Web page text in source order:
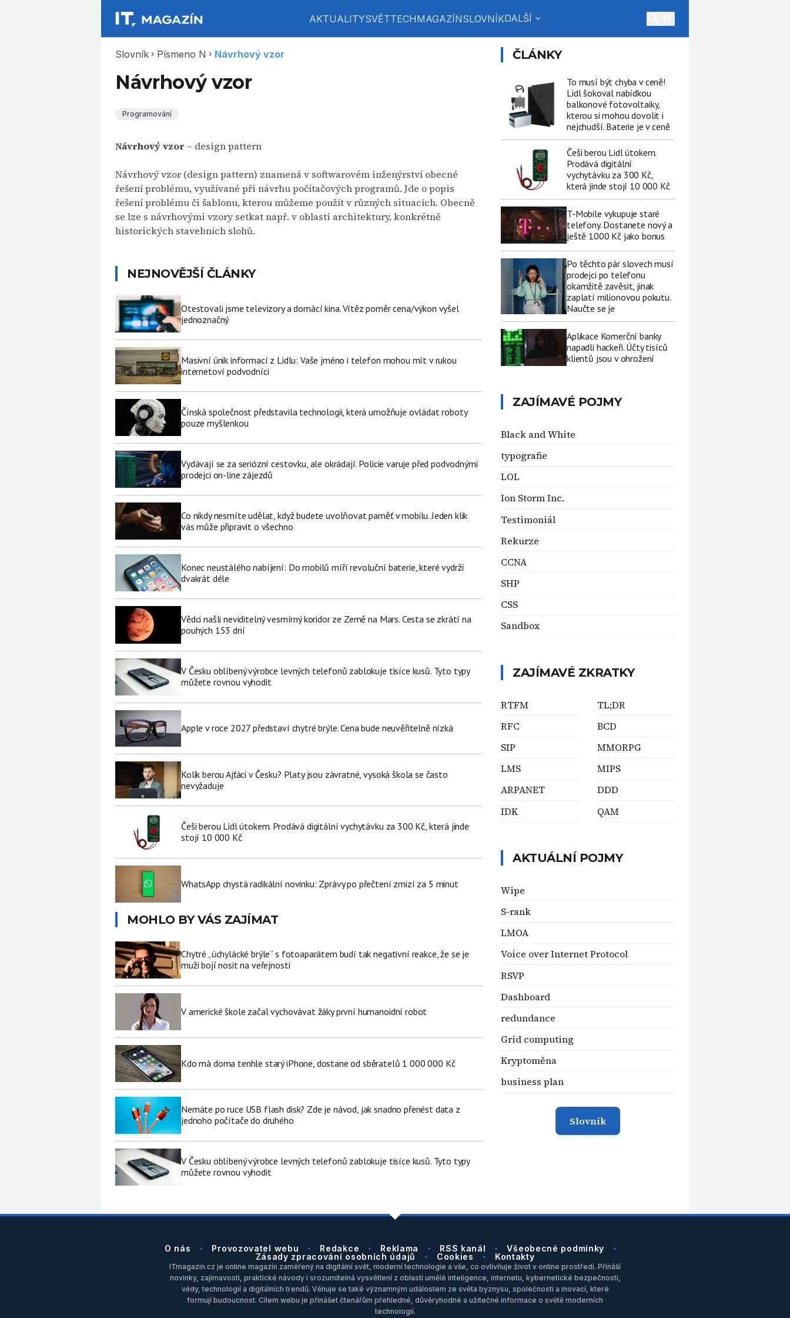
AKTUALITYSVĚTTECHMAGAZÍNSLOVNÍKDALŠÍ expand_more
Slovník chevron_right Písmeno N chevron_right Návrhový vzor
Návrhový vzor
Programování
Návrhový vzor – design pattern
Návrhový vzor (design pattern) znamená v softwarovém inženýrství obecné
řešení problému, využívané při návrhu počítačových programů. Jde o popis
řešení problému či šablonu, kterou můžeme použít v různých situacích. Obecně
se lze s návrhovými vzory setkat např. v oblasti architektury, konkrétně
historických stavebních slohů.
NEJNOVĚJŠÍ ČLÁNKY
Otestovali jsme televizory a domácí kina. Vítěz poměr cena/výkon vyšel
jednoznačný
Masivní únik informací z Lidlu: Vaše jméno i telefon mohou mít v rukou
internetoví podvodníci
Čínská společnost představila technologii, která umožňuje ovládat roboty
pouze myšlenkou
Vydávají se za seriózní cestovku, ale okrádají. Policie varuje před podvodnými
prodejci on-line zájezdů
Co nikdy nesmíte udělat, když budete uvolňovat paměť v mobilu. Jeden klik
vás může připravit o všechno
Konec neustálého nabíjení: Do mobilů míří revoluční baterie, které vydrží
dvakrát déle
Vědci našli neviditelný vesmírný koridor ze Země na Mars. Cesta se zkrátí na
pouhých 153 dní
V Česku oblíbený výrobce levných telefonů zablokuje tisíce kusů. Tyto typy
můžete rovnou vyhodit
Apple v roce 2027 představí chytré brýle. Cena bude neuvěřitelně nízká
Kolik berou Ajťáci v Česku? Platy jsou závratné, vysoká škola se často
nevyžaduje
Češi berou Lidl útokem. Prodává digitální vychytávku za 300 Kč, která jinde
stojí 10 000 Kč
WhatsApp chystá radikální novinku: Zprávy po přečtení zmizí za 5 minut
MOHLO BY VÁS ZAJÍMAT
Chytré „úchylácké brýle“ s fotoaparátem budí tak negativní reakce, že se je
muži bojí nosit na veřejnosti
V americké škole začal vychovávat žáky první humanoidní robot
Kdo má doma tenhle starý iPhone, dostane od sběratelů 1 000 000 Kč
Nemáte po ruce USB flash disk? Zde je návod, jak snadno přenést data z
jednoho počítače do druhého
V Česku oblíbený výrobce levných telefonů zablokuje tisíce kusů. Tyto typy
můžete rovnou vyhodit
ČLÁNKY
To musí být chyba v ceně!
Lidl šokoval nabídkou
balkonové fotovoltaiky,
kterou si mohou dovolit i
nejchudší. Baterie je v ceně
Češi berou Lidl útokem.
Prodává digitální
vychytávku za 300 Kč,
která jinde stojí 10 000 Kč
T-Mobile vykupuje staré
telefony. Dostanete nový a
ještě 1000 Kč jako bonus
Po těchto pár slovech musí
prodejci po telefonu
okamžitě zavěsit, jinak
zaplatí milionovou pokutu.
Naučte se je
Aplikace Komerční banky
napadli hackeři. Účty tisíců
klientů jsou v ohrožení
ZAJÍMAVÉ POJMY
Black and White
typografie
LOL
Ion Storm Inc.
Testimoniál
Rekurze
CCNA
SHP
CSS
Sandbox
ZAJÍMAVÉ ZKRATKY
RTFM
RFC
SIP
LMS
ARPANET
IDK
TL;DR
BCD
MMORPG
MIPS
DDD
QAM
AKTUÁLNÍ POJMY
Wipe
S-rank
LMOA
Voice over Internet Protocol
RSVP
Dashboard
redundance
Grid computing
Kryptoměna
business plan
Slovník
O nás Provozovatel webu Redakce Reklama RSS kanál
Všeobecné podmínky
Zásady zpracování osobních údajů
Cookies Kontakty
ITmagazin.cz je online magazín zaměřený na digitální svět, moderní technologie a vše, co ovlivňuje život v online prostředí. Přináší
novinky, zajímavosti, praktické návody i srozumitelná vysvětlení z oblasti umělé inteligence, internetu, kybernetické bezpečnosti,
vědy, technologií a digitálních trendů. Věnuje se také významným událostem ze světa byznysu, společnosti a inovací, které
formují budoucnost. Cílem webu je přinášet čtenářům přehledné, důvěryhodné a užitečné informace o světě moderních
technologií.